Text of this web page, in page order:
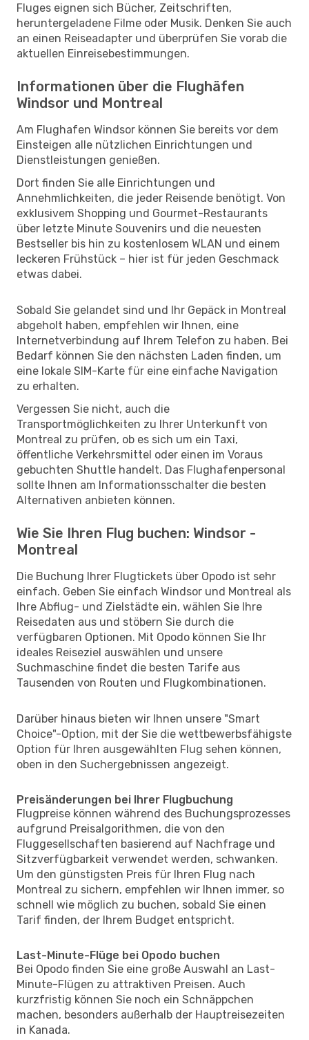
Fluges eignen sich Bücher, Zeitschriften,
heruntergeladene Filme oder Musik. Denken Sie auch
an einen Reiseadapter und überprüfen Sie vorab die
aktuellen Einreisebestimmungen.
Informationen über die Flughäfen
Windsor und Montreal
Am Flughafen Windsor können Sie bereits vor dem
Einsteigen alle nützlichen Einrichtungen und
Dienstleistungen genießen.
Dort finden Sie alle Einrichtungen und
Annehmlichkeiten, die jeder Reisende benötigt. Von
exklusivem Shopping und Gourmet-Restaurants
über letzte Minute Souvenirs und die neuesten
Bestseller bis hin zu kostenlosem WLAN und einem
leckeren Frühstück – hier ist für jeden Geschmack
etwas dabei.
Sobald Sie gelandet sind und Ihr Gepäck in Montreal
abgeholt haben, empfehlen wir Ihnen, eine
Internetverbindung auf Ihrem Telefon zu haben. Bei
Bedarf können Sie den nächsten Laden finden, um
eine lokale SIM-Karte für eine einfache Navigation
zu erhalten.
Vergessen Sie nicht, auch die
Transportmöglichkeiten zu Ihrer Unterkunft von
Montreal zu prüfen, ob es sich um ein Taxi,
öffentliche Verkehrsmittel oder einen im Voraus
gebuchten Shuttle handelt. Das Flughafenpersonal
sollte Ihnen am Informationsschalter die besten
Alternativen anbieten können.
Wie Sie Ihren Flug buchen: Windsor -
Montreal
Die Buchung Ihrer Flugtickets über Opodo ist sehr
einfach. Geben Sie einfach Windsor und Montreal als
Ihre Abflug- und Zielstädte ein, wählen Sie Ihre
Reisedaten aus und stöbern Sie durch die
verfügbaren Optionen. Mit Opodo können Sie Ihr
ideales Reiseziel auswählen und unsere
Suchmaschine findet die besten Tarife aus
Tausenden von Routen und Flugkombinationen.
Darüber hinaus bieten wir Ihnen unsere "Smart
Choice"-Option, mit der Sie die wettbewerbsfähigste
Option für Ihren ausgewählten Flug sehen können,
oben in den Suchergebnissen angezeigt.
Preisänderungen bei Ihrer Flugbuchung
Flugpreise können während des Buchungsprozesses
aufgrund Preisalgorithmen, die von den
Fluggesellschaften basierend auf Nachfrage und
Sitzverfügbarkeit verwendet werden, schwanken.
Um den günstigsten Preis für Ihren Flug nach
Montreal zu sichern, empfehlen wir Ihnen immer, so
schnell wie möglich zu buchen, sobald Sie einen
Tarif finden, der Ihrem Budget entspricht.
Last-Minute-Flüge bei Opodo buchen
Bei Opodo finden Sie eine große Auswahl an Last-
Minute-Flügen zu attraktiven Preisen. Auch
kurzfristig können Sie noch ein Schnäppchen
machen, besonders außerhalb der Hauptreisezeiten
in Kanada.